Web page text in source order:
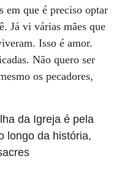
em que é preciso optar
Já vi várias mães que
Isso é amor.
Não quero ser
os pecadores,
da Igreja é pela
longo da história,